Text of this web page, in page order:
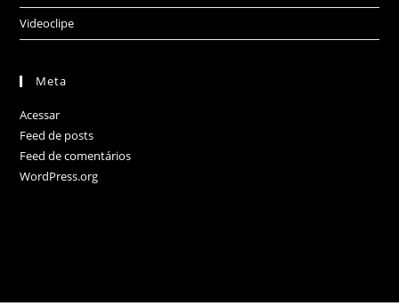
Videoclipe
Meta
Acessar
Feed de posts
Feed de comentários
WordPress.org